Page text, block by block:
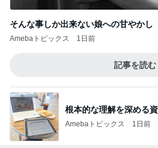
そんな事しか出来ない娘への甘やかし
Amebaトピックス 1日前
記事を読む
根本的な理解を深める
Amebaトピックス 1日前